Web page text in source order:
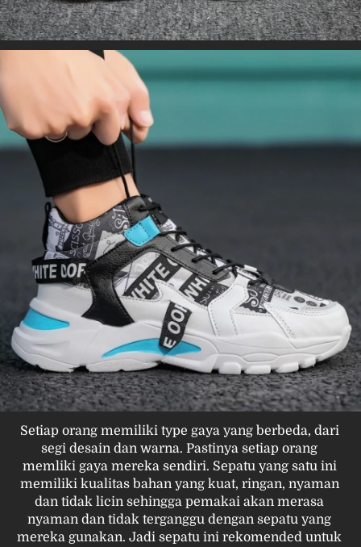
Setiap orang memiliki type gaya yang berbeda, dari
segi desain dan warna. Pastinya setiap orang
memliki gaya mereka sendiri. Sepatu yang satu ini
memiliki kualitas bahan yang kuat, ringan, nyaman
dan tidak licin sehingga pemakai akan merasa
nyaman dan tidak terganggu dengan sepatu yang
mereka gunakan. Jadi sepatu ini rekomended untuk